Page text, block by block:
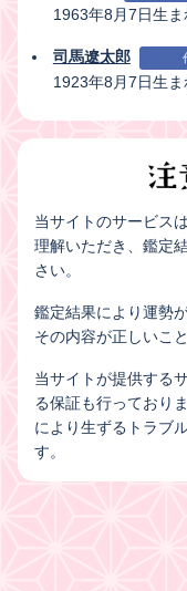
1963年8月7日生ま
司馬遼太郎
1923年8月7日生ま
当サイトのサービス
理解いただき、鑑定
さい。
鑑定結果により運勢
その内容が正しいこ
当サイトが提供する
る保証も行っており
により生ずるトラブ
す。